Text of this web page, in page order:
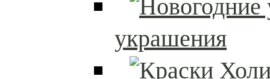
украшения